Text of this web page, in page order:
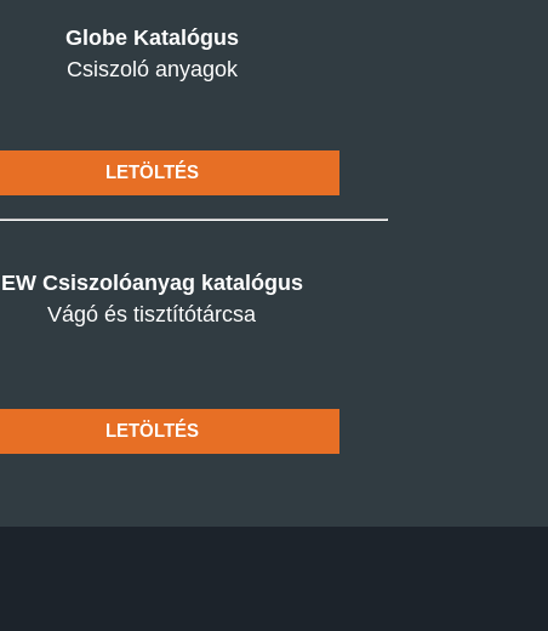
Globe Katalógus
Csiszoló anyagok
LETÖLTÉS
EW Csiszolóanyag katalógus
Vágó és tisztítótárcsa
LETÖLTÉS